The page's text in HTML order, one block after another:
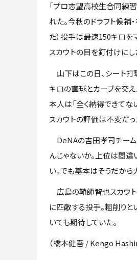
「プロ志望高校生合同練
れた。今秋のドラフト候補
た）投手は最速150キロを
スカウトの目を釘付けにし
山下はこの日、シート
キロの直球とカーブを交
本人は「全く納得できてな
スカウトの評価は不変だっ
DeNAの吉田孝司チーム
んじゃないか。上位は間
い。でも基本はそうだから
広島の鞘師智也スカウト
に匹敵する投手。粗削りと
いても期待していた。
（橋本健吾 / Kengo